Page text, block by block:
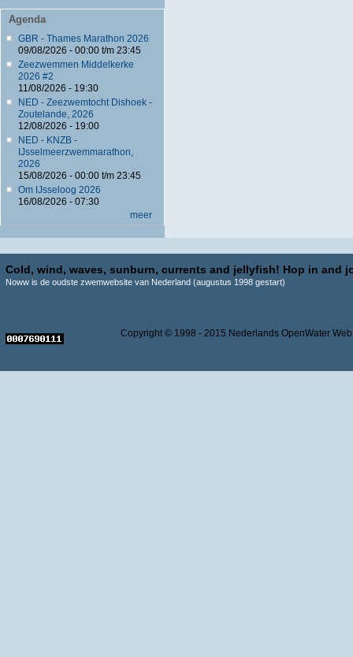
Agenda
GBR - Thames Marathon 2026
09/08/2026 - 00:00t/m 23:45
Zeezwemmen Middelkerke
2026 #2
11/08/2026 - 19:30
NED - Zeezwemtocht Dishoek -
Zoutelande, 2026
12/08/2026 - 19:00
NED - KNZB -
IJsselmeerzwemmarathon,
2026
15/08/2026 - 00:00t/m 23:45
Om IJsseloog 2026
16/08/2026 - 07:30
meer
Cold, wind, waves, sunburn, currents and jellyfish! Hop in and
Noww is de oudste zwemwebsite van Nederland (augustus 1998 gestart)
Copyright © 1998 - 2015 Nederlands OpenWater